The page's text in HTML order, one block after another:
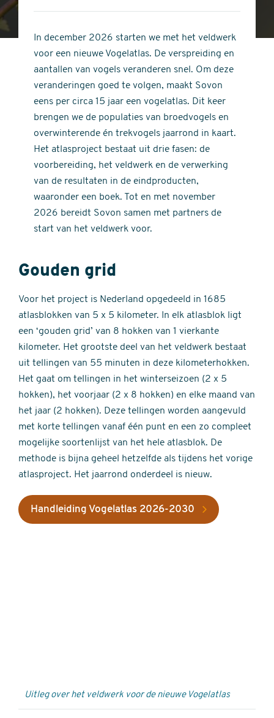
stars
of
stars
In december 2026 starten we met het veldwerk
voor een nieuwe Vogelatlas. De verspreiding en
aantallen van vogels veranderen snel. Om deze
veranderingen goed te volgen, maakt Sovon
eens per circa 15 jaar een vogelatlas. Dit keer
brengen we de populaties van broedvogels en
overwinterende én trekvogels jaarrond in kaart.
Het atlasproject bestaat uit drie fasen: de
voorbereiding, het veldwerk en de verwerking
van de resultaten in de eindproducten,
waaronder een boek. Tot en met november
2026 bereidt Sovon samen met partners de
start van het veldwerk voor.
Gouden grid
Voor het project is Nederland opgedeeld in 1685
atlasblokken van 5 x 5 kilometer. In elk atlasblok ligt
een ‘gouden grid’ van 8 hokken van 1 vierkante
kilometer. Het grootste deel van het veldwerk bestaat
uit tellingen van 55 minuten in deze kilometerhokken.
Het gaat om tellingen in het winterseizoen (2 x 5
hokken), het voorjaar (2 x 8 hokken) en elke maand van
het jaar (2 hokken). Deze tellingen worden aangevuld
met korte tellingen vanaf één punt en een zo compleet
mogelijke soortenlijst van het hele atlasblok. De
methode is bijna geheel hetzelfde als tijdens het vorige
atlasproject. Het jaarrond onderdeel is nieuw.
Handleiding Vogelatlas 2026-2030
Uitleg over het veldwerk voor de nieuwe Vogelatlas